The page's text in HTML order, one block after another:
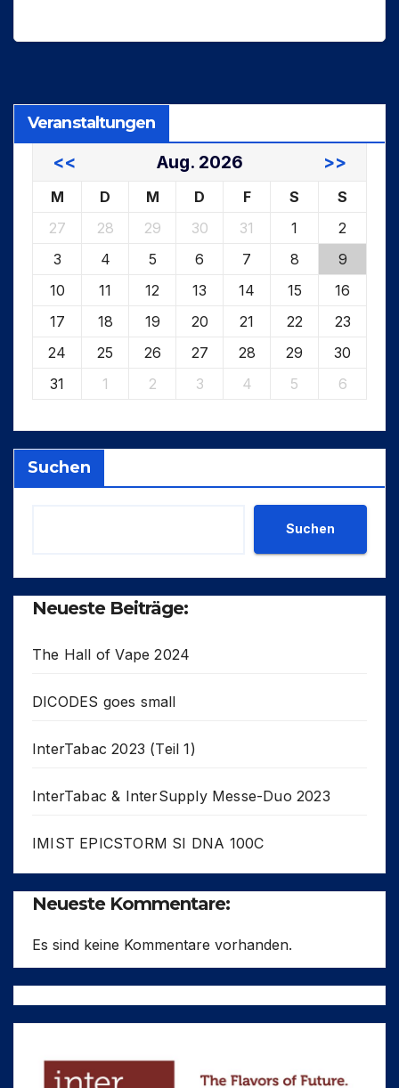
Veranstaltungen
<< Aug. 2026 >>
M D M D F S
S
27
28 29 30 31 1
2
3
4 5 6 7 8
9
10
11 12 13 14 15
16
17
18 19 20 21 22
23
24
25 26 27 28 29
30
31
1 2 3 4 5 6
Suchen
Suchen
Neueste Beiträge:
The Hall of Vape 2024
DICODES goes small
InterTabac 2023 (Teil 1)
InterTabac & InterSupply Messe-Duo 2023
IMIST EPICSTORM SI DNA 100C
Neueste Kommentare:
Es sind keine Kommentare vorhanden.